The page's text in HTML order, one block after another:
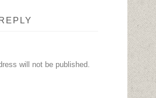
will not be published.